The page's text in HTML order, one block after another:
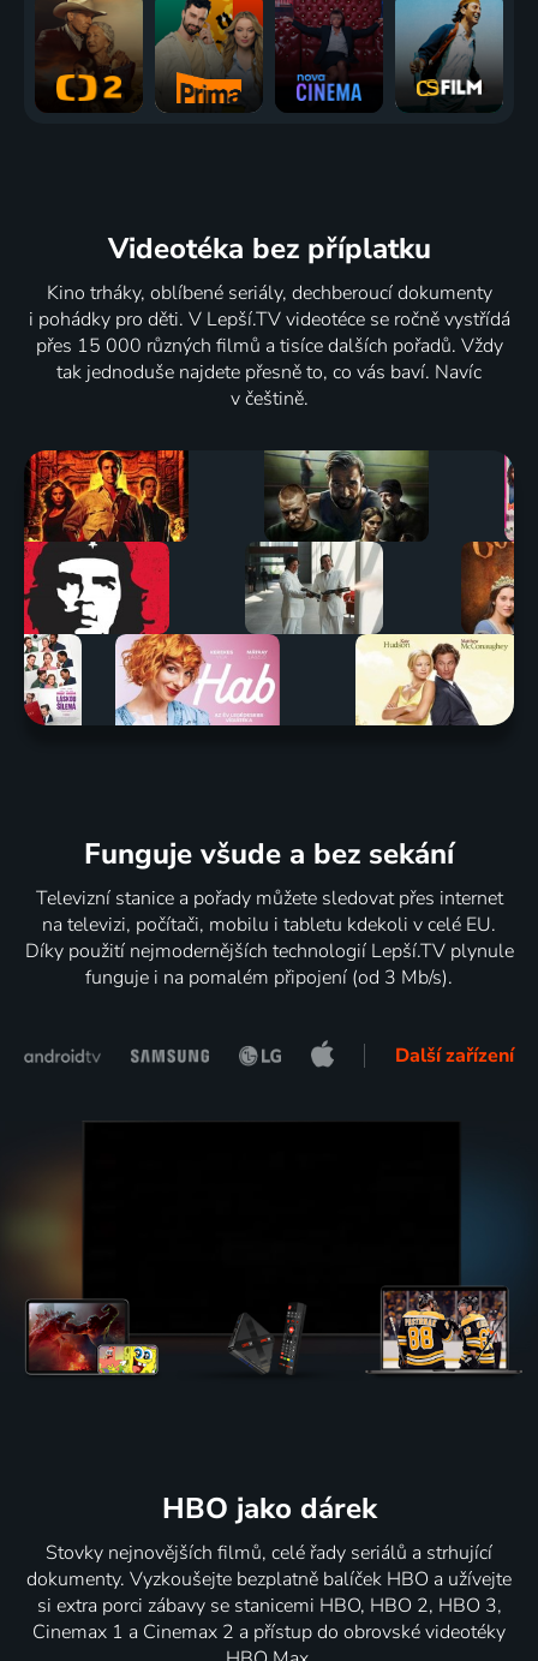
Videotéka bez příplatku
Kino trháky, oblíbené seriály, dechberoucí dokumenty
i pohádky pro děti. V Lepší.TV videotéce se ročně vystřídá
přes 15 000 různých filmů a tisíce dalších pořadů. Vždy
tak jednoduše najdete přesně to, co vás baví. Navíc
v češtině.
Funguje všude a bez sekání
Televizní stanice a pořady můžete sledovat přes internet
na televizi, počítači, mobilu i tabletu kdekoli v celé EU.
Díky použití nejmodernějších technologií Lepší.TV plynule
funguje i na pomalém připojení (od 3 Mb/s).
Další zařízení
HBO jako dárek
Stovky nejnovějších filmů, celé řady seriálů a strhující
dokumenty. Vyzkoušejte bezplatně balíček HBO a užívejte
si extra porci zábavy se stanicemi HBO, HBO 2, HBO 3,
Cinemax 1 a Cinemax 2 a přístup do obrovské videotéky